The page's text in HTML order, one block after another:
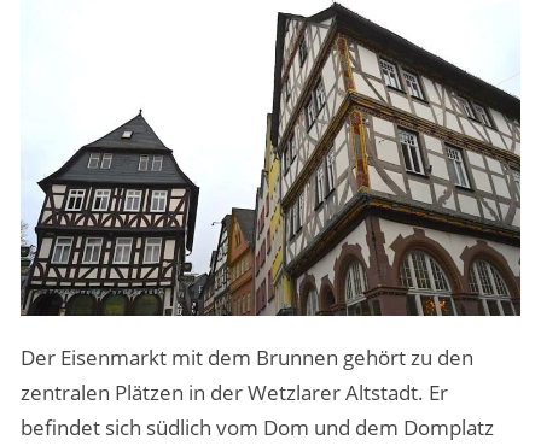
Der Eisenmarkt mit dem Brunnen gehört zu den
zentralen Plätzen in der Wetzlarer Altstadt. Er
befindet sich südlich vom Dom und dem Domplatz